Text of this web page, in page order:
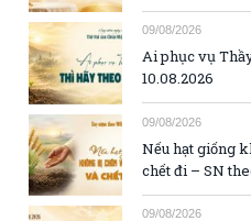
09/08/2026
Ai phục vụ
10.08.2026
09/08/2026
Nếu hạt giống
chết đi – SN
09/08/2026